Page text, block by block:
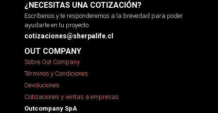
¿NECESITAS UNA COTIZACIÓN?
Escríbenos y te responderemos a la brevedad para poder
ayudarte en tu proyecto.
cotizaciones@sherpalife.cl
OUT COMPANY
Sobre Out Company
Términos y Condiciones
Devoluciones
Cotizaciones y ventas a empresas
Outcompany SpA